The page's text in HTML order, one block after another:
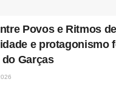
Povos e Ritmos
e protagonismo
Garças